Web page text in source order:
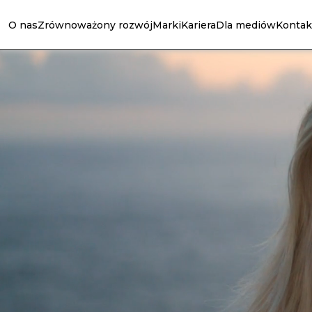
O nasZrównoważony rozwójMarkiKarieraDla mediów